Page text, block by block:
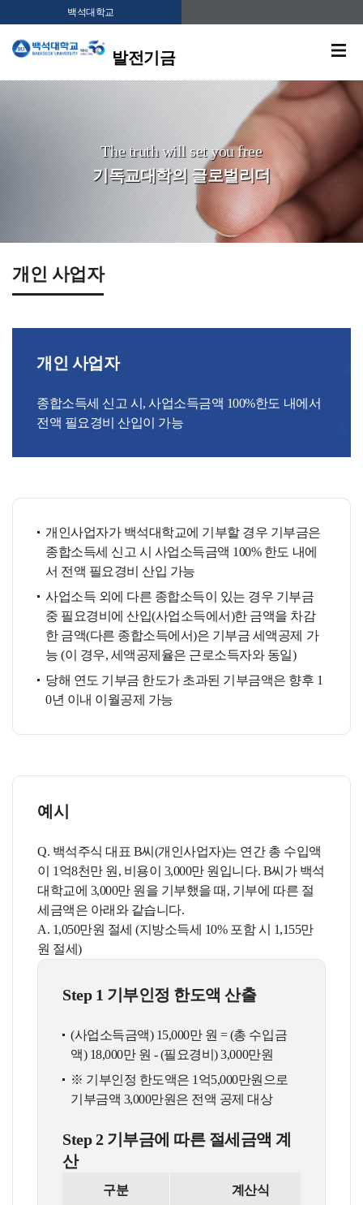
백석대학교
발전기금
The truth will set you free
기독교대학의 글로벌리더
개인 사업자
개인 사업자
종합소득세 신고 시, 사업소득금액 100%한도 내에서
전액 필요경비 산입이 가능
개인사업자가 백석대학교에 기부할 경우 기부금은
종합소득세 신고 시 사업소득금액 100% 한도 내에
서 전액 필요경비 산입 가능
사업소득 외에 다른 종합소득이 있는 경우 기부금
중 필요경비에 산입(사업소득에서)한 금액을 차감
한 금액(다른 종합소득에서)은 기부금 세액공제 가
능 (이 경우, 세액공제율은 근로소득자와 동일)
당해 연도 기부금 한도가 초과된 기부금액은 향후 1
0년 이내 이월공제 가능
예시
Q. 백석주식 대표 B씨(개인사업자)는 연간 총 수입액
이 1억8천만 원, 비용이 3,000만 원입니다. B씨가 백석
대학교에 3,000만 원을 기부했을 때, 기부에 따른 절
세금액은 아래와 같습니다.
A. 1,050만원 절세 (지방소득세 10% 포함 시 1,155만
원 절세)
Step 1 기부인정 한도액 산출
(사업소득금액) 15,000만 원 = (총 수입금
액) 18,000만 원 - (필요경비) 3,000만원
※ 기부인정 한도액은 1억5,000만원으로
기부금액 3,000만원은 전액 공제 대상
Step 2 기부금에 따른 절세금액 계
산
구분 계산식